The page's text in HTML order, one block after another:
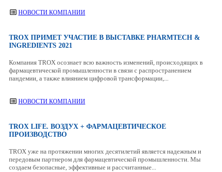
НОВОСТИ КОМПАНИИ
​TROX ПРИМЕТ УЧАСТИЕ В ВЫСТАВКЕ PHARMTECH &
INGREDIENTS 2021
Компания TROX осознает всю важность изменений, происходящих в
фармацевтической промышленности в связи с распространением
пандемии, а также влиянием цифровой трансформации,...
НОВОСТИ КОМПАНИИ
TROX LIFE. ВОЗДУХ + ФАРМАЦЕВТИЧЕСКОЕ
ПРОИЗВОДСТВО
TROX уже на протяжении многих десятилетий является надежным и
передовым партнером для фармацевтической промышленности. Мы
создаем безопасные, эффективные и рассчитанные...